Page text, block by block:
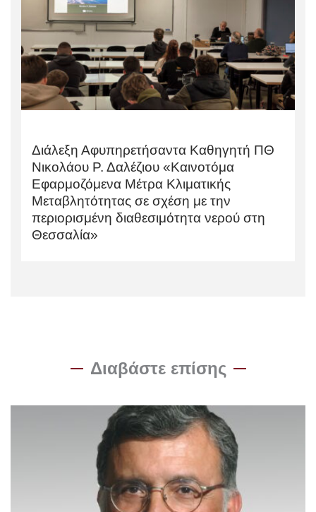
Διάλεξη Αφυπηρετήσαντα Καθηγητή ΠΘ
Νικολάου Ρ. Δαλέζιου «Καινοτόμα
Εφαρμοζόμενα Μέτρα Κλιματικής
Μεταβλητότητας σε σχέση με την
περιορισμένη διαθεσιμότητα νερού στη
Θεσσαλία»
Διαβάστε επίσης